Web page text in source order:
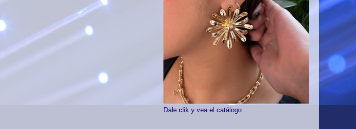
Dale clik y vea el catálogo